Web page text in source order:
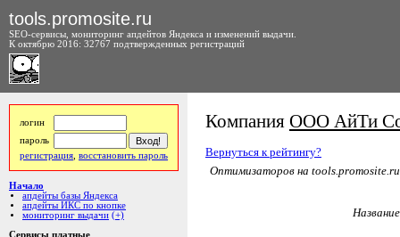
tools.promosite.ru
SEO-сервисы, мониторинг апдейтов Яндекса и изменений выдачи.
К октябрю 2016: 32767 подтвержденных регистраций
логин
пароль
регистрация восстановить пароль
Начало
апдейты базы Яндекса
апдейты ИКС по кнопке
мониторинг выдачи (+)
Сервисы платные
Компания ООО АйТи
Вернуться к рейтингу?
Оптимизаторов на tools.promosite.ru
Название